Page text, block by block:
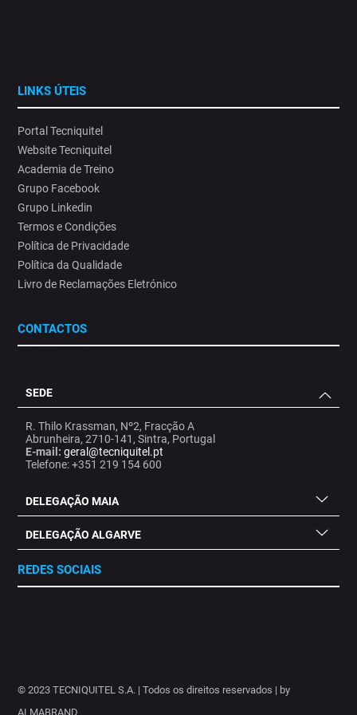
LINKS ÚTEIS
Portal Tecniquitel
Website Tecniquitel
Academia de Treino
Grupo Facebook
Grupo Linkedin
Termos e Condições
Política de Privacidade
Política da Qualidade
Livro de Reclamações Eletrónico
CONTACTOS
SEDE
R. Thilo Krassman, Nº2, Fracção A
Abrunheira, 2710-141, Sintra, Portugal
E-mail: geral@tecniquitel.pt
Telefone: +351 219 154 600
DELEGAÇÃO MAIA
DELEGAÇÃO ALGARVE
REDES SOCIAIS
© 2023 TECNIQUITEL S.A. | Todos os direitos reservados | by
ALMABRAND